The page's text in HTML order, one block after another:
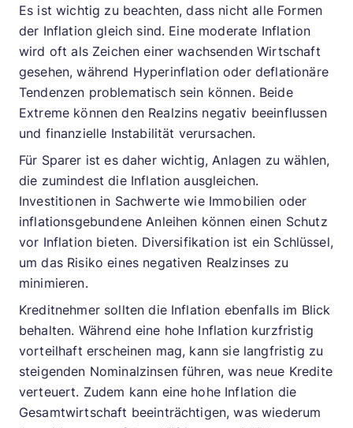
Es ist wichtig zu beachten, dass nicht alle Formen
der Inflation gleich sind. Eine moderate Inflation
wird oft als Zeichen einer wachsenden Wirtschaft
gesehen, während Hyperinflation oder deflationäre
Tendenzen problematisch sein können. Beide
Extreme können den Realzins negativ beeinflussen
und finanzielle Instabilität verursachen.
Für Sparer ist es daher wichtig, Anlagen zu wählen,
die zumindest die Inflation ausgleichen.
Investitionen in Sachwerte wie Immobilien oder
inflationsgebundene Anleihen können einen Schutz
vor Inflation bieten. Diversifikation ist ein Schlüssel,
um das Risiko eines negativen Realzinses zu
minimieren.
Kreditnehmer sollten die Inflation ebenfalls im Blick
behalten. Während eine hohe Inflation kurzfristig
vorteilhaft erscheinen mag, kann sie langfristig zu
steigenden Nominalzinsen führen, was neue Kredite
verteuert. Zudem kann eine hohe Inflation die
Gesamtwirtschaft beeinträchtigen, was wiederum